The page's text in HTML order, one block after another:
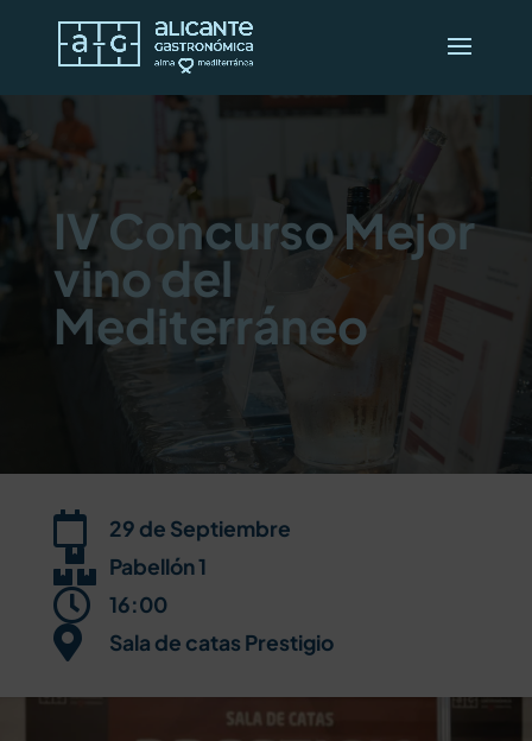
IV Concurso Mejor
vino del
Mediterráneo
 29 de Septiembre
 Pabellón 1
 16:00
 Sala de catas Prestigio